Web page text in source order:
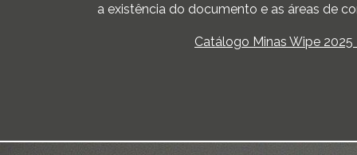
a existência do documento e as áreas de
Catálogo Minas Wipe